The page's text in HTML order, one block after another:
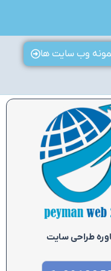
وب سایت ها
طراحی سایت